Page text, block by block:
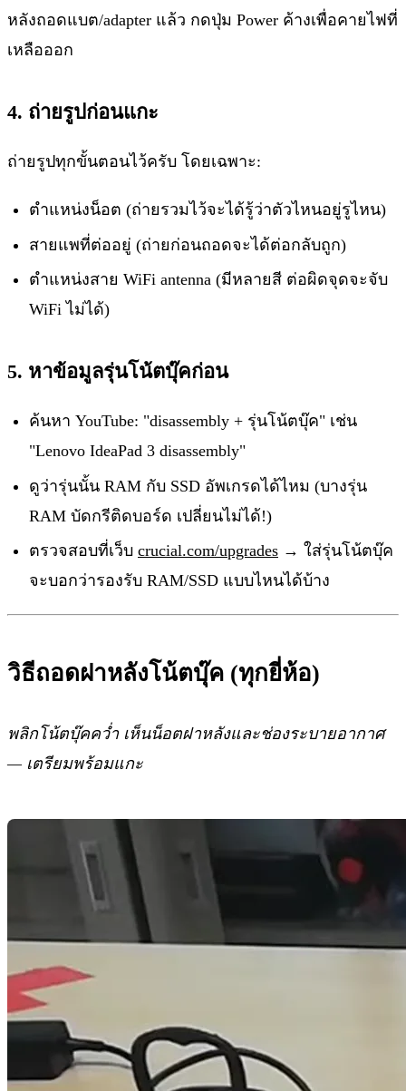
หลังถอดแบต/adapter แล้ว กดปุ่ม Power ค้างเพื่อคายไฟที่
เหลือออก
4. ถ่ายรูปก่อนแกะ
ถ่ายรูปทุกขั้นตอนไว้ครับ โดยเฉพาะ:
ตำแหน่งน็อต (ถ่ายรวมไว้จะได้รู้ว่าตัวไหนอยู่รูไหน)
สายแพที่ต่ออยู่ (ถ่ายก่อนถอดจะได้ต่อกลับถูก)
ตำแหน่งสาย WiFi antenna (มีหลายสี ต่อผิดจุดจะจับ
WiFi ไม่ได้)
5. หาข้อมูลรุ่นโน้ตบุ๊คก่อน
ค้นหา YouTube: "disassembly + รุ่นโน้ตบุ๊ค" เช่น
"Lenovo IdeaPad 3 disassembly"
ดูว่ารุ่นนั้น RAM กับ SSD อัพเกรดได้ไหม (บางรุ่น
RAM บัดกรีติดบอร์ด เปลี่ยนไม่ได้!)
ตรวจสอบที่เว็บ crucial.com/upgrades → ใส่รุ่นโน้ตบุ๊ค
จะบอกว่ารองรับ RAM/SSD แบบไหนได้บ้าง
วิธีถอดฝาหลังโน้ตบุ๊ค (ทุกยี่ห้อ)
พลิกโน้ตบุ๊คคว่ำ เห็นน็อตฝาหลังและช่องระบายอากาศ
— เตรียมพร้อมแกะ